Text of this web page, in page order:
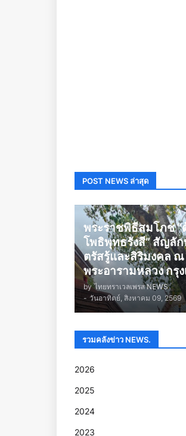
POST NEWS ล่าสุด
พระราชพิธีสมโภช
โพธิพุทธรังสี” สัญลั
ตรัสรู้และสิริมงคล
พระอารามหลวง กรุ
by ไทยทราเวลเพรส NEWS
- วันอาทิตย์, สิงหาคม 09, 2569
รวมคลังข่าว NEWS.
2026
2025
2024
2023